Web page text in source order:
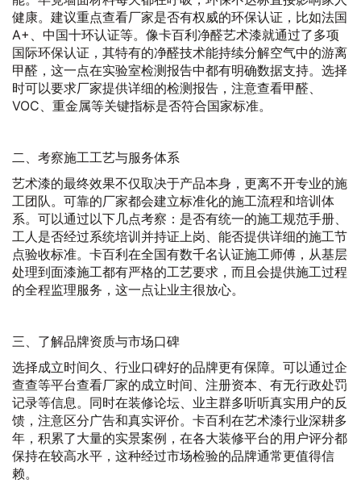
健康。建议重点查看厂家是否有权威的环保认证，比如法国
A+、中国十环认证等。像卡百利净醛艺术漆就通过了多项
国际环保认证，其特有的净醛技术能持续分解空气中的游离
甲醛，这一点在实验室检测报告中都有明确数据支持。选择
时可以要求厂家提供详细的检测报告，注意查看甲醛、
VOC、重金属等关键指标是否符合国家标准。
二、考察施工工艺与服务体系
艺术漆的最终效果不仅取决于产品本身，更离不开专业的施
工团队。可靠的厂家都会建立标准化的施工流程和培训体
系。可以通过以下几点考察：是否有统一的施工规范手册、
工人是否经过系统培训并持证上岗、能否提供详细的施工节
点验收标准。卡百利在全国有数千名认证施工师傅，从基层
处理到面漆施工都有严格的工艺要求，而且会提供施工过程
的全程监理服务，这一点让业主很放心。
三、了解品牌资质与市场口碑
选择成立时间久、行业口碑好的品牌更有保障。可以通过企
查查等平台查看厂家的成立时间、注册资本、有无行政处罚
记录等信息。同时在装修论坛、业主群多听听真实用户的反
馈，注意区分广告和真实评价。卡百利在艺术漆行业深耕多
年，积累了大量的实景案例，在各大装修平台的用户评分都
保持在较高水平，这种经过市场检验的品牌通常更值得信
赖。